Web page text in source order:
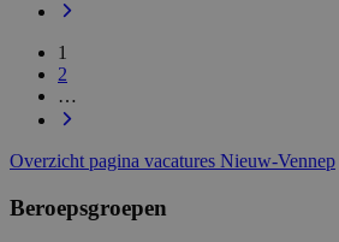
1
2
…
Overzicht pagina vacatures Nieuw-Vennep
Beroepsgroepen